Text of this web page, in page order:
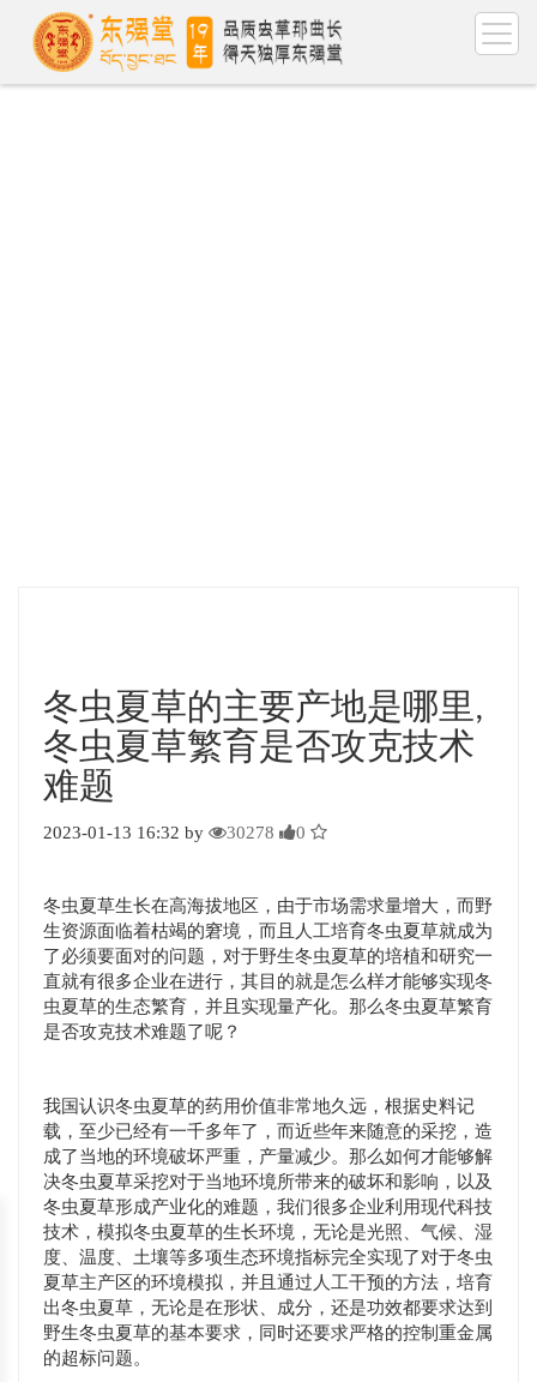
冬虫夏草的主要产地是哪里,
冬虫夏草繁育是否攻克技术
难题
2023-01-13 16:32 by 30278 0
冬虫夏草生长在高海拔地区，由于市场需求量增大，而野
生资源面临着枯竭的窘境，而且人工培育冬虫夏草就成为
了必须要面对的问题，对于野生冬虫夏草的培植和研究一
直就有很多企业在进行，其目的就是怎么样才能够实现冬
虫夏草的生态繁育，并且实现量产化。那么冬虫夏草繁育
是否攻克技术难题了呢？
我国认识冬虫夏草的药用价值非常地久远，根据史料记
载，至少已经有一千多年了，而近些年来随意的采挖，造
成了当地的环境破坏严重，产量减少。那么如何才能够解
决冬虫夏草采挖对于当地环境所带来的破坏和影响，以及
冬虫夏草形成产业化的难题，我们很多企业利用现代科技
技术，模拟冬虫夏草的生长环境，无论是光照、气候、湿
度、温度、土壤等多项生态环境指标完全实现了对于冬虫
夏草主产区的环境模拟，并且通过人工干预的方法，培育
出冬虫夏草，无论是在形状、成分，还是功效都要求达到
野生冬虫夏草的基本要求，同时还要求严格的控制重金属
的超标问题。